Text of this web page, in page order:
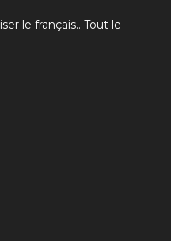
le français.. Tout le